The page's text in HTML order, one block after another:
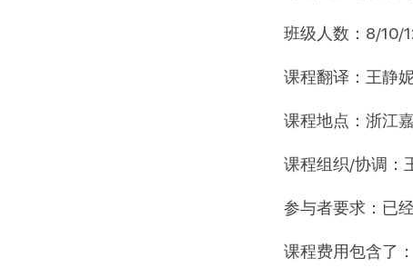
班级人数：8/10/
课程翻译：王静
课程地点：浙江
课程组织/协调：
参与者要求：已
课程费用包含了